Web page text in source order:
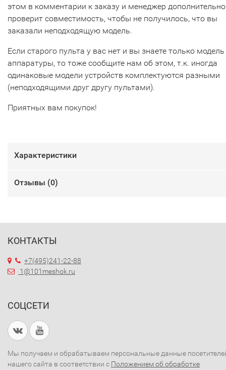
этом в комментарии к заказу и менеджер дополнительно
проверит совместимость, чтобы не получилось, что вы
заказали неподходящую модель.
Если старого пульта у вас нет и вы знаете только модель
аппаратуры, то тоже сообщите нам об этом, т.к. иногда
одинаковые модели устройств комплектуются разными
(неподходящими друг другу пультами).
Приятных вам покупок!
Характеристики
Отзывы (0)
КОНТАКТЫ
+7(495)241-22-88
1@101meshok.ru
СОЦСЕТИ
Мы получаем и обрабатываем персональные данные
нашего сайта в соответствии с Положением об обработке